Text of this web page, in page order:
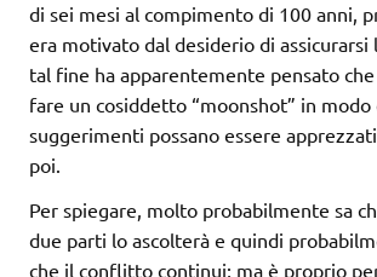
di sei mesi al compimento di 100 anni,
era motivato dal desiderio di assicurarsi
tal fine ha apparentemente pensato
fare un cosiddetto “moonshot” in modo
suggerimenti possano essere
poi.
Per spiegare, molto probabilmente sa
due parti lo ascolterà e quindi
che il conflitto continui; ma è proprio